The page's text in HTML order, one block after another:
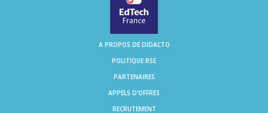
A PROPOS DE DIDACTO
POLITIQUE RSE
PARTENAIRES
APPELS D'OFFRES
RECRUTEMENT